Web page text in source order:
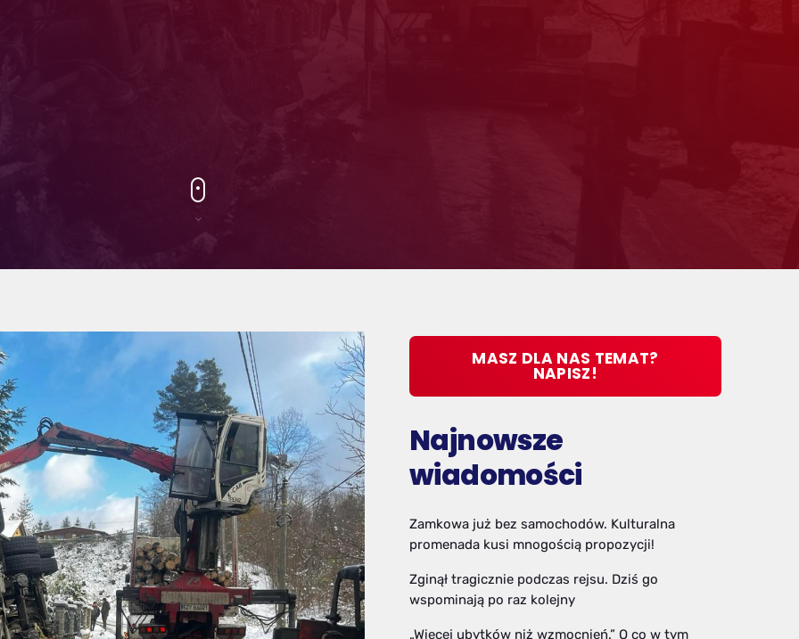
MASZ DLA NAS TEMAT?
NAPISZ!
Najnowsze
wiadomości
Zamkowa już bez samochodów. Kulturalna
promenada kusi mnogością propozycji!
Zginął tragicznie podczas rejsu. Dziś go
wspominają po raz kolejny
„Więcej ubytków niż wzmocnień.” O co w tym